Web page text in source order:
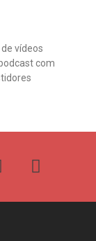
vídeos
com